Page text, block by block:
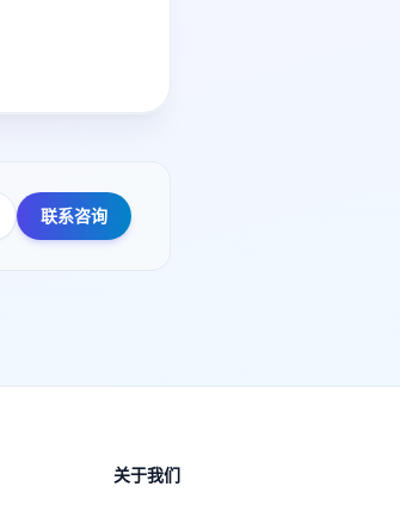
联系咨询
关于我们